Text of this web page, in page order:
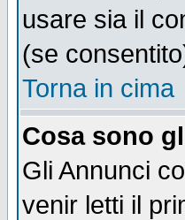
usare sia il
(se
Torna in cima
Cosa sono
Gli Annunci
venir letti il